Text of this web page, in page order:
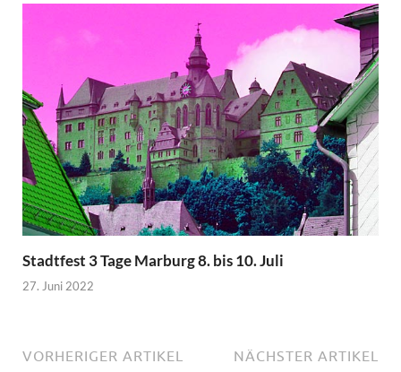
Stadtfest 3 Tage Marburg 8. bis 10. Juli
27. Juni 2022
VORHERIGER ARTIKEL NÄCHSTER ARTIKEL